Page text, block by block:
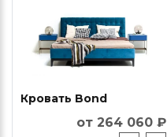
Кровать Bond
от 264 060 ₽